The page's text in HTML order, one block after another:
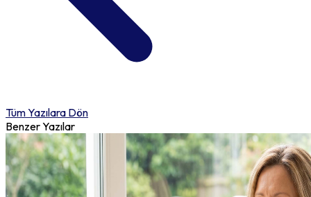
Tüm Yazılara Dön
Benzer Yazılar